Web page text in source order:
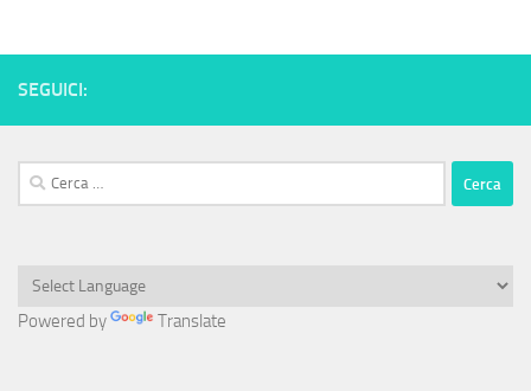
SEGUICI:
Ricerca
per:
Powered by Translate